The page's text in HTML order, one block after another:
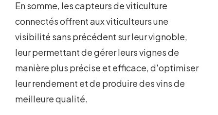
En somme, les capteurs de viticulture
connectés offrent aux viticulteurs une
visibilité sans précédent sur leur vignoble,
leur permettant de gérer leurs vignes de
manière plus précise et efficace, d'optimiser
leur rendement et de produire des vins de
meilleure qualité.